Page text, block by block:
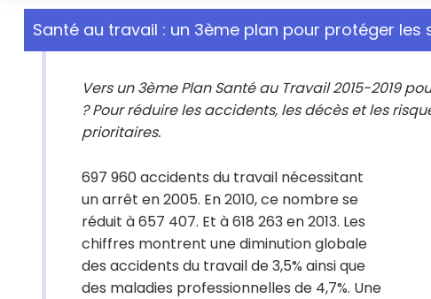
Santé au travail : un 3ème plan pour protéger les
Vers un 3ème Plan Santé au Travail 2015-2019
? Pour réduire les accidents, les décès et les
prioritaires.
697 960 accidents du travail nécessitant
un arrêt en 2005. En 2010, ce nombre se
réduit à 657 407. Et à 618 263 en 2013. Les
chiffres montrent une diminution globale
des accidents du travail de 3,5% ainsi que
des maladies professionnelles de 4,7%. Une